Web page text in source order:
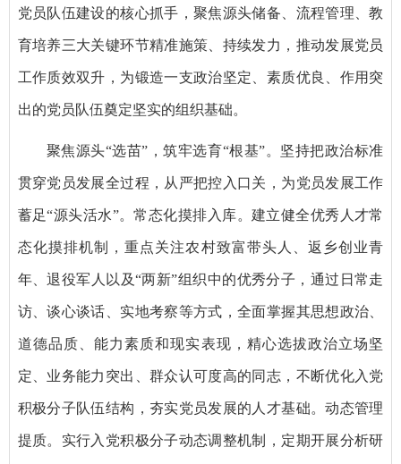
党员队伍建设的核心抓手，聚焦源头储备、流程管理、教
育培养三大关键环节精准施策、持续发力，推动发展党员
工作质效双升，为锻造一支政治坚定、素质优良、作用突
出的党员队伍奠定坚实的组织基础。
聚焦源头“选苗”，筑牢选育“根基”。坚持把政治标准
贯穿党员发展全过程，从严把控入口关，为党员发展工作
蓄足“源头活水”。常态化摸排入库。建立健全优秀人才常
态化摸排机制，重点关注农村致富带头人、返乡创业青
年、退役军人以及“两新”组织中的优秀分子，通过日常走
访、谈心谈话、实地考察等方式，全面掌握其思想政治、
道德品质、能力素质和现实表现，精心选拔政治立场坚
定、业务能力突出、群众认可度高的同志，不断优化入党
积极分子队伍结构，夯实党员发展的人才基础。动态管理
提质。实行入党积极分子动态调整机制，定期开展分析研